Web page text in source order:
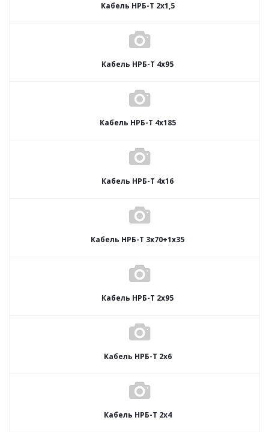
Кабель НРБ-Т 2х1,5
Кабель НРБ-Т 4х95
Кабель НРБ-Т 4х185
Кабель НРБ-Т 4х16
Кабель НРБ-Т 3х70+1х35
Кабель НРБ-Т 2х95
Кабель НРБ-Т 2х6
Кабель НРБ-Т 2х4